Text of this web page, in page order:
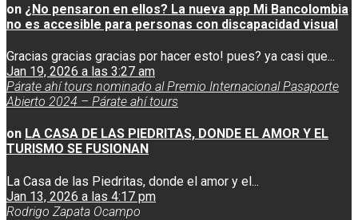
on ¿No pensaron en ellos? La nueva app Mi Bancolombia
no es accesible para personas con discapacidad visual
Gracias gracias gracias por hacer esto! pues? ya casi que...
Jan 19, 2026 a las 3:27 am
Párate ahí tours nominado al Premio Internacional Pasaporte
Abierto 2024 – Párate ahí tours
on LA CASA DE LAS PIEDRITAS, DONDE EL AMOR Y EL
TURISMO SE FUSIONAN
La Casa de las Piedritas, donde el amor y el...
Jan 13, 2026 a las 4:17 pm
Rodrigo Zapata Ocampo